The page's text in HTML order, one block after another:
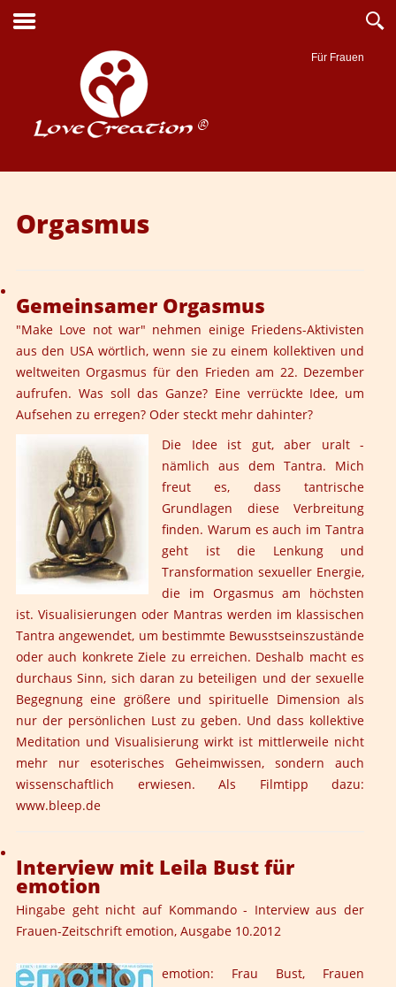
Für Frauen
Suche
Orgasmus
Gemeinsamer Orgasmus
"Make Love not war" nehmen einige Friedens-Aktivisten
aus den USA wörtlich, wenn sie zu einem kollektiven und
weltweiten Orgasmus für den Frieden am 22. Dezember
aufrufen. Was soll das Ganze? Eine verrückte Idee, um
Aufsehen zu erregen? Oder steckt mehr dahinter?
Die Idee ist gut, aber uralt -
nämlich aus dem Tantra. Mich
freut es, dass tantrische
Grundlagen diese Verbreitung
finden. Warum es auch im Tantra
geht ist die Lenkung und
Transformation sexueller Energie,
die im Orgasmus am höchsten
ist. Visualisierungen oder Mantras werden im klassischen
Tantra angewendet, um bestimmte Bewusstseinszustände
oder auch konkrete Ziele zu erreichen. Deshalb macht es
durchaus Sinn, sich daran zu beteiligen und der sexuelle
Begegnung eine größere und spirituelle Dimension als
nur der persönlichen Lust zu geben. Und dass kollektive
Meditation und Visualisierung wirkt ist mittlerweile nicht
mehr nur esoterisches Geheimwissen, sondern auch
wissenschaftlich erwiesen. Als Filmtipp dazu:
www.bleep.de
Interview mit Leila Bust für
emotion
Hingabe geht nicht auf Kommando- Interview aus der
Frauen-Zeitschrift emotion, Ausgabe 10.2012
emotion: Frau Bust, Frauen